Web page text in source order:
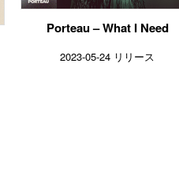
Porteau – What I Need
2023-05-24 リリース